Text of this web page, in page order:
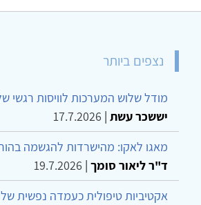
נצפים ביותר
מודל שלוש המערכות לוויסות רגשי
יששכר עשת |
17.7.2026
מאגו לאקו: מהישרדות להגשמה
ד"ר ליאור סומך |
19.7.2026
אקטיביות טיפולית כעמדה נפשית